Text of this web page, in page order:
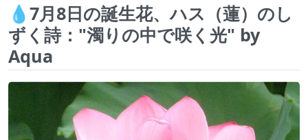
💧7月8日の誕生花、ハス（蓮）のし
ずく詩："濁りの中で咲く光" by
Aqua